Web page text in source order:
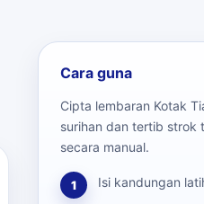
Cara guna
Cipta lembaran Kotak
surihan dan tertib strok
secara manual.
1 Isi kandungan